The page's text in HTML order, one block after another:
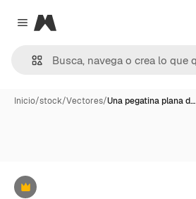
Close menu
Magnific
Inicio/stock/Vectores/Una pegatina plana d…
Premium